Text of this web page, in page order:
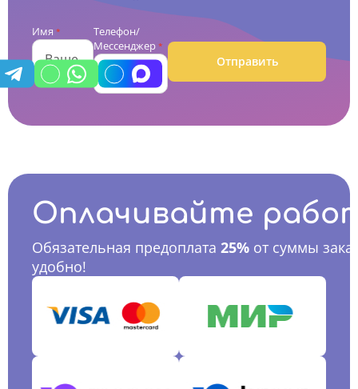
Имя *
Телефон/
Мессенджер *
Отправить
Оплачивайте
Обязательная предоплата 25% от суммы
удобно!